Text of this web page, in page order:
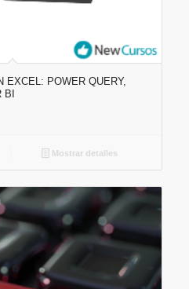
EXCEL: POWER QUERY,
Mostrar detalles